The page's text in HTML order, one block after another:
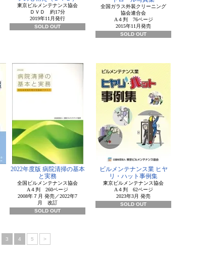
東京ビルメンテナンス協会
ＤＶＤ 約17分
2019年11月発行
SOLD OUT
全国ガラス外装クリーニング
協会連合会
A４判 76ページ
2015年11月発売
SOLD OUT
2022年度版 病院清掃の基本
と実務
全国ビルメンテナンス協会
A４判 260ページ
2008年７月 発売／2022年7
月 改訂
SOLD OUT
ビルメンテナンス業 ヒヤ
リ・ハット事例集
東京ビルメンテナンス協会
A４判 62ページ
2023年3月 発売
SOLD OUT
3 4 5 >